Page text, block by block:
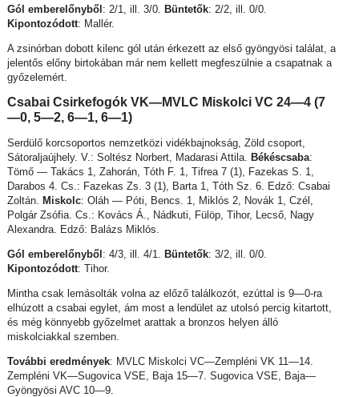
Gól emberelőnyből: 2/1, ill. 3/0. Büntetők: 2/2, ill. 0/0.
Kipontozódott: Mallér.
A zsinórban dobott kilenc gól után érkezett az első gyöngyösi találat, a
jelentős előny birtokában már nem kellett megfeszülnie a csapatnak a
győzelemért.
Csabai Csirkefogók VK—MVLC Miskolci VC 24—4 (7
—0, 5—2, 6—1, 6—1)
Serdülő korcsoportos nemzetközi vidékbajnokság, Zöld csoport,
Sátoraljaújhely. V.: Soltész Norbert, Madarasi Attila. Békéscsaba:
Tömő — Takács 1, Zahorán, Tóth F. 1, Tifrea 7 (1), Fazekas S. 1,
Darabos 4. Cs.: Fazekas Zs. 3 (1), Barta 1, Tóth Sz. 6. Edző: Csabai
Zoltán. Miskolc: Oláh — Póti, Bencs. 1, Miklós 2, Novák 1, Czél,
Polgár Zsófia. Cs.: Kovács Á., Nádkuti, Fülöp, Tihor, Lecső, Nagy
Alexandra. Edző: Balázs Miklós.
Gól emberelőnyből: 4/3, ill. 4/1. Büntetők: 3/2, ill. 0/0.
Kipontozódott: Tihor.
Mintha csak lemásolták volna az előző találkozót, ezúttal is 9—0-ra
elhúzott a csabai egylet, ám most a lendület az utolsó percig kitartott,
és még könnyebb győzelmet arattak a bronzos helyen álló
miskolciakkal szemben.
További eredmények: MVLC Miskolci VC—Zempléni VK 11—14.
Zempléni VK—Sugovica VSE, Baja 15—7. Sugovica VSE, Baja—
Gyöngyösi AVC 10—9.